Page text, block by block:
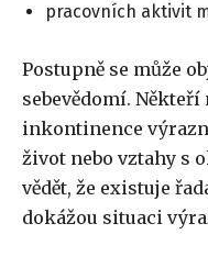
pracovních aktivit
Postupně se může
sebevědomí.
inkontinence
život nebo vztahy s
vědět, že existuje
dokážou situaci